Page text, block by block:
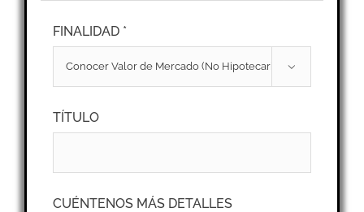
FINALIDAD *

TÍTULO
CUÉNTENOS MÁS DETALLES